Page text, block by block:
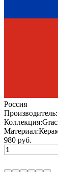
Россия
Производитель:
Коллекция:
Материал:
980 руб.